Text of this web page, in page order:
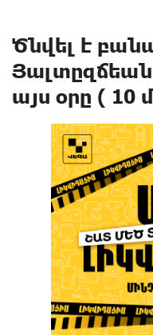
Ծնվել է
այս օրը ( 10